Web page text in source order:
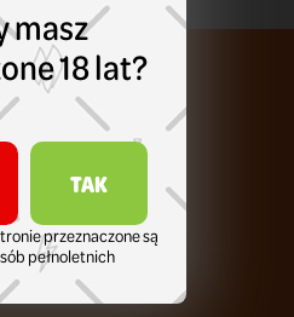
&
masz
18 lat?
TAK
przeznaczone są
pełnoletnich